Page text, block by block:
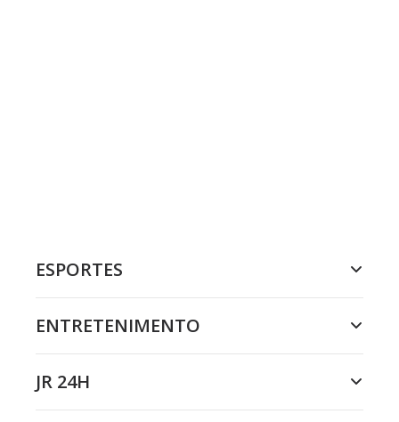
ESPORTES
ENTRETENIMENTO
JR 24H